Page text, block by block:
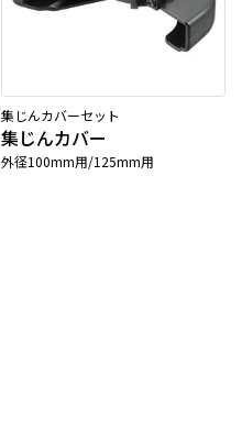
集じんカバーセット
集じんカバー
外径100mm用/125mm用